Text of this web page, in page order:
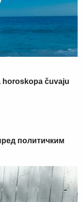
horoskopa čuvaju
политичким